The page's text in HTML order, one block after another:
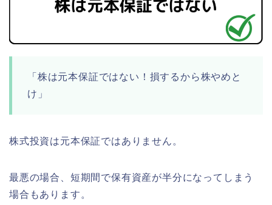
「株は元本保証ではない！損するから株やめと
け」
株式投資は元本保証ではありません。
最悪の場合、短期間で保有資産が半分になってしまう
場合もあります。